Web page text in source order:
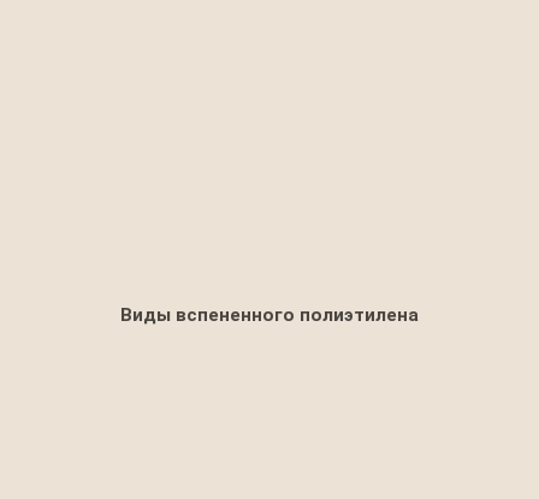
Виды вспененного полиэтилена